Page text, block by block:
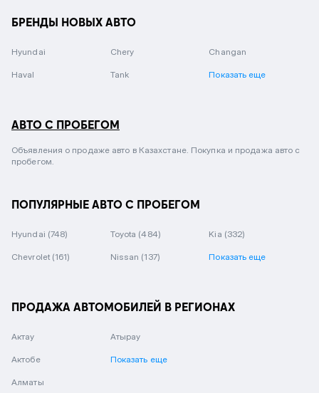
БРЕНДЫ НОВЫХ АВТО
Hyundai Chery Changan
Haval Tank Показать еще
АВТО С ПРОБЕГОМ
Объявления о продаже авто в Казахстане. Покупка и продажа авто с
пробегом.
ПОПУЛЯРНЫЕ АВТО С ПРОБЕГОМ
Hyundai (748) Toyota (484) Kia (332)
Chevrolet (161) Nissan (137) Показать еще
ПРОДАЖА АВТОМОБИЛЕЙ В РЕГИОНАХ
Актау
Актобе
Алматы
Атырау
Показать еще